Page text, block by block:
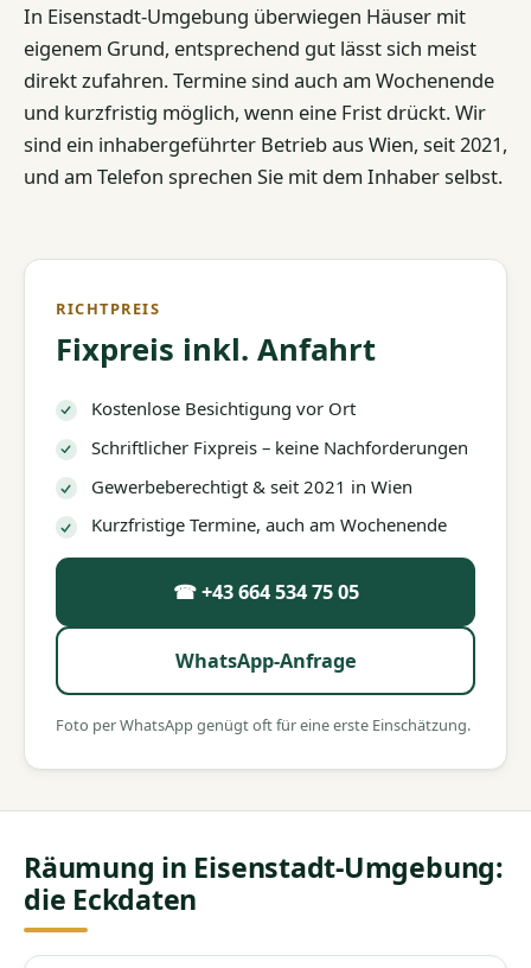
In Eisenstadt-Umgebung überwiegen Häuser mit
eigenem Grund, entsprechend gut lässt sich meist
direkt zufahren. Termine sind auch am Wochenende
und kurzfristig möglich, wenn eine Frist drückt. Wir
sind ein inhabergeführter Betrieb aus Wien, seit 2021,
und am Telefon sprechen Sie mit dem Inhaber selbst.
RICHTPREIS
Fixpreis inkl. Anfahrt
Kostenlose Besichtigung vor Ort
Schriftlicher Fixpreis – keine Nachforderungen
Gewerbeberechtigt & seit 2021 in Wien
Kurzfristige Termine, auch am Wochenende
☎ +43 664 534 75 05
WhatsApp-Anfrage
Foto per WhatsApp genügt oft für eine erste Einschätzung.
Räumung in Eisenstadt-Umgebung:
die Eckdaten